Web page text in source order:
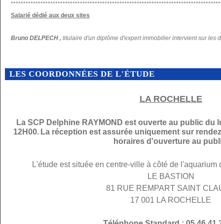
Salarié dédié aux deux sites
Bruno DELPECH , titulaire d'un diplôme d'expert immobilier intervient sur les
LES COORDONNÉES DE L'ÉTUDE
LA ROCHELLE
La SCP Delphine RAYMOND est ouverte au public du
12H00. La réception est assurée uniquement sur
horaires d'ouverture au
L'étude est située en centre-ville à côté de l'aquarium
LE BASTION
81 RUE REMPART SAINT
17 001 LA ROCHELLE